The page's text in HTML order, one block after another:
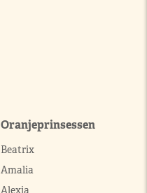
Oranjeprinsessen
Beatrix
Amalia
Alexia